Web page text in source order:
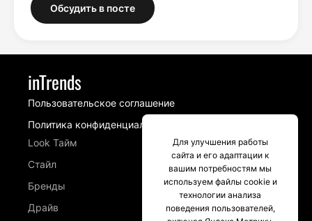
Обсудить в посте
inTrends
Пользовательское соглашение
Политика конфиденциальности
Look Тайм
Стайл
Бренды
Драйв
Для улучшения работы
сайта и его адаптации к
вашим потребностям мы
используем файлы cookie и
технологии анализа
поведения пользователей,